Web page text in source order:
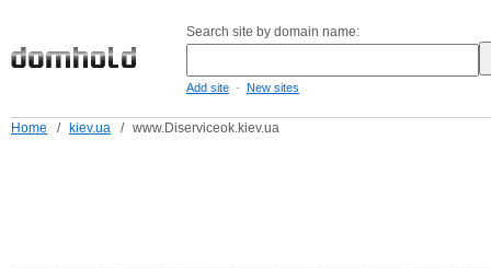
Search site by domain name:
Add site - New sites
Home / kiev.ua / www.Diserviceok.kiev.ua